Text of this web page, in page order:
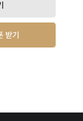
받기